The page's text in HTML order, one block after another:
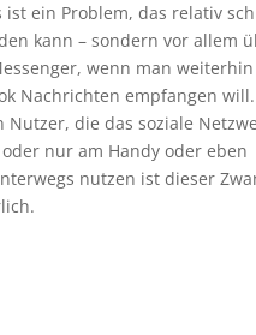
ist ein Problem, das relativ
kann – sondern vor allem
wenn man
Nachrichten empfangen
die das soziale
nur am Handy oder eben
nutzen ist dieser